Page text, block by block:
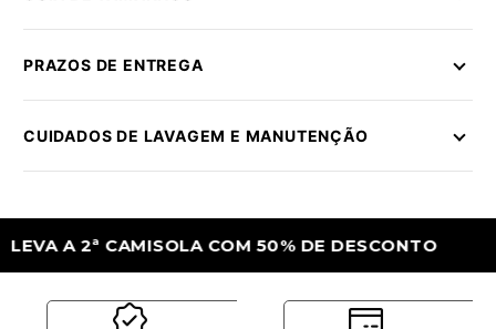
PRAZOS DE ENTREGA
CUIDADOS DE LAVAGEM E MANUTENÇÃO
2ª CAMISOLA COM 50% DE DESCONTO